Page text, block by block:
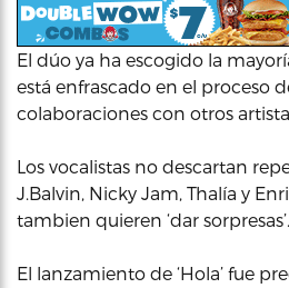
El dúo ya ha escogido la
está enfrascado en el proceso
colaboraciones con otros
Los vocalistas no descartan
J.Balvin, Nicky Jam, Thalía y
tambien quieren ‘dar sorpresas’.
El lanzamiento de ‘Hola’ fue